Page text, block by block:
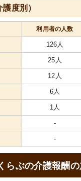
度別）
利用者の人数
126人
25人
12人
6人
1人
-
-
らぶの介護報酬